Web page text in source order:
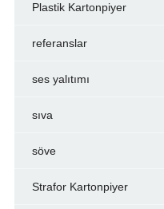
Plastik Kartonpiyer
referanslar
ses yalıtımı
sıva
söve
Strafor Kartonpiyer